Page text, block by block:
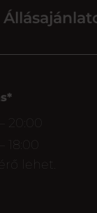
20:00
18:00
lehet.